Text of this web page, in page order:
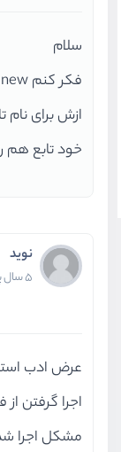
سلام
ازش برای نام
خود تابع
نوید
5 سال پیش
عرض ادب
اجرا گرفتن
مشکل اجرا